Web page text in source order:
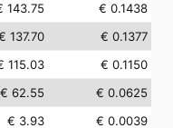
143.75
€ 0.1438
137.70
€ 0.1377
115.03
€ 0.1150
€ 62.55
€ 0.0625
€ 3.93
€ 0.0039